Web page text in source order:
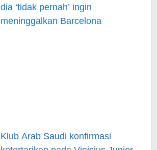
dia ‘tidak pernah’ ingin
meninggalkan Barcelona
Klub Arab Saudi konfirmasi